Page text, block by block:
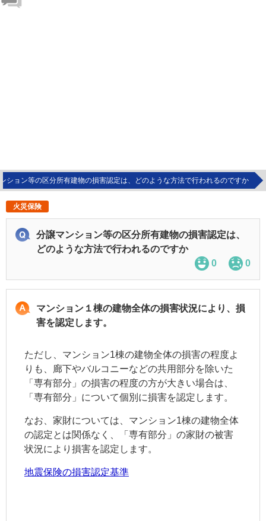
ション等の区分所有建物の損害認定は、どのような方法で行われるのですか
火災保険
分譲マンション等の区分所有建物の損害認定は、
どのような方法で行われるのですか
0
0
マンション１棟の建物全体の損害状況により、損
害を認定します。
ただし、マンション1棟の建物全体の損害の程度よ
りも、廊下やバルコニーなどの共用部分を除いた
「専有部分」の損害の程度の方が大きい場合は、
「専有部分」について個別に損害を認定します。
なお、家財については、マンション1棟の建物全体
の認定とは関係なく、「専有部分」の家財の被害
状況により損害を認定します。
地震保険の損害認定基準